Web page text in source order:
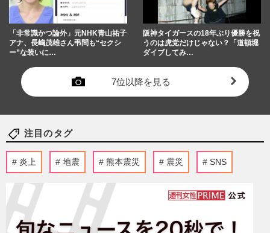
「非常識かつ論外」元NHK青山祐子
アナ、長嶋茂雄さん弔問も“セクシ
ー”な装いに…
阪神タイガースの18年ぶり優勝を祝
うのは虎党だけじゃない？「道頓堀
ダイブしてみ…
7位以降を見る
注目のタグ
炎上 地震 熊本震災 震災 SNS